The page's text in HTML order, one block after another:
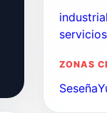
industria
ZONAS
Seseña